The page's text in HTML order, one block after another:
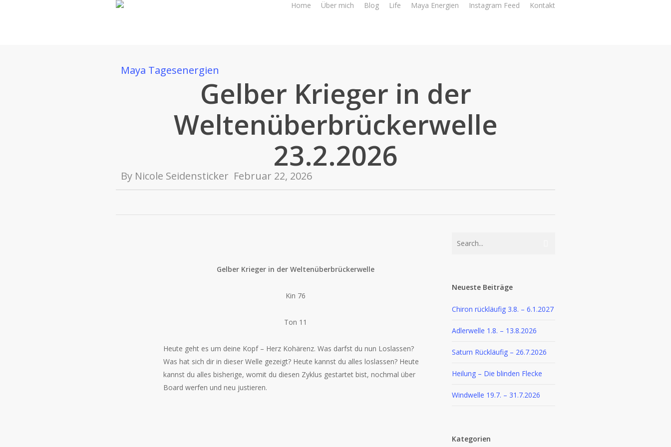
Home Über mich Blog Life Maya Energien Instagram Feed Kontakt
Maya Tagesenergien
Gelber Krieger in der
Weltenüberbrückerwelle
23.2.2026
By Nicole Seidensticker Februar 22, 2026
Gelber Krieger in der Weltenüberbrückerwelle
Kin 76
Ton 11
Heute geht es um deine Kopf – Herz Kohärenz. Was darfst du nun Loslassen?
Was hat sich dir in dieser Welle gezeigt? Heute kannst du alles loslassen? Heute
kannst du alles bisherige, womit du diesen Zyklus gestartet bist, nochmal über
Board werfen und neu justieren.
Neueste Beiträge
Chiron rückläufig 3.8. – 6.1.2027
Adlerwelle 1.8. – 13.8.2026
Saturn Rückläufig – 26.7.2026
Heilung – Die blinden Flecke
Windwelle 19.7. – 31.7.2026
Kategorien